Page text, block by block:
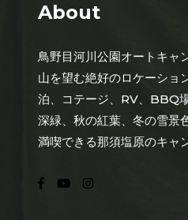
About
鳥野目河川公園オートキャ
山を望む絶好のロケーショ
泊、コテージ、RV、BBQ
深緑、秋の紅葉、冬の雪景
満喫できる那須塩原のキャ